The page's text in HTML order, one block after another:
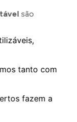
são
tanto com
fazem a